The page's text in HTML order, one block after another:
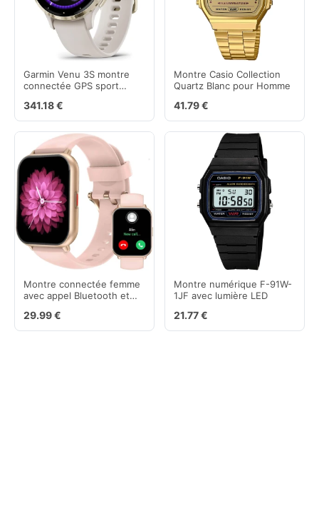
Garmin Venu 3S montre
connectée GPS sport
ivoire 41 mm
341.18 €
Montre Casio Collection
Quartz Blanc pour Homme
41.79 €
Montre connectée femme
avec appel Bluetooth et
29.99 €
Montre numérique F-91W-
1JF avec lumière LED
21.77 €